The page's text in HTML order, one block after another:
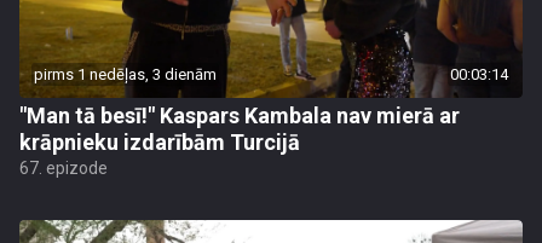
pirms 1 nedēļas, 3 dienām 00:03:14
"Man tā besī!" Kaspars Kambala nav mierā ar
krāpnieku izdarībām Turcijā
67. epizode